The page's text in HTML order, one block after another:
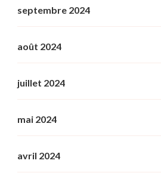
septembre 2024
août 2024
juillet 2024
mai 2024
avril 2024